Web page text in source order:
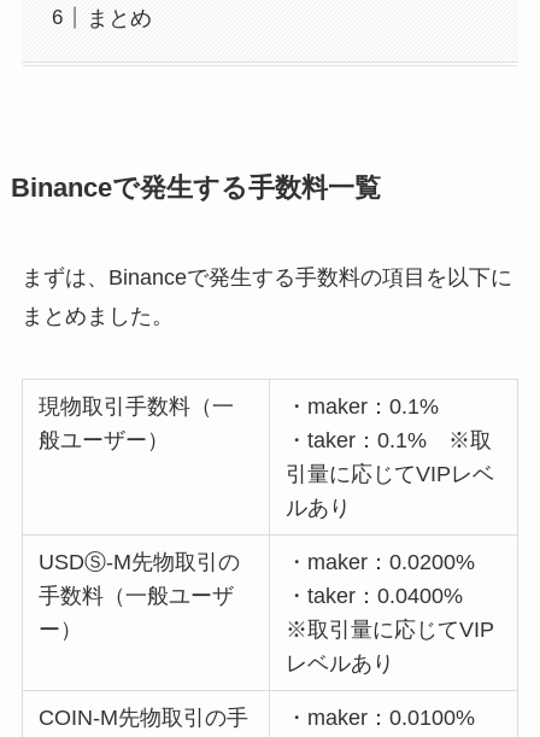
まとめ
Binanceで発生する手数料一覧
まずは、Binanceで発生する手数料の項目を以下に
まとめました。
現物取引手数料（一
般ユーザー）
・maker：0.1%
・taker：0.1% ※取
引量に応じてVIPレベ
ルあり
USDⓈ-M先物取引の
手数料（一般ユーザ
ー）
・maker：0.0200%
・taker：0.0400%
※取引量に応じてVIP
レベルあり
COIN-M先物取引の手
・maker：0.0100%